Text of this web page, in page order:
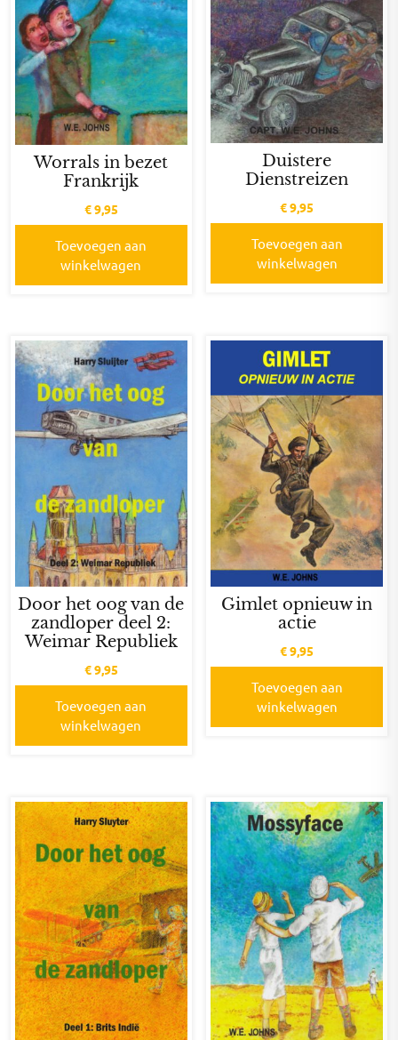
Worrals in bezet
Frankrijk
€9,95
Toevoegen aan
winkelwagen
Duistere
Dienstreizen
€9,95
Toevoegen aan
winkelwagen
Door het oog van de
zandloper deel 2:
Weimar Republiek
€9,95
Toevoegen aan
winkelwagen
Gimlet opnieuw in
actie
€9,95
Toevoegen aan
winkelwagen